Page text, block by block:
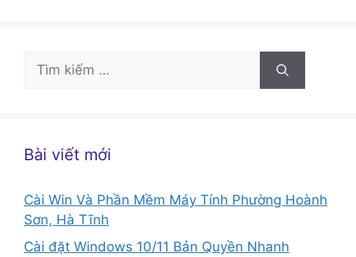
Tìm
Bài viết mới
Cài Win Và Phần Mềm Máy Tính Phường Hoành
Sơn, Hà Tĩnh
Cài đặt Windows 10/11 Bản Quyền Nhanh